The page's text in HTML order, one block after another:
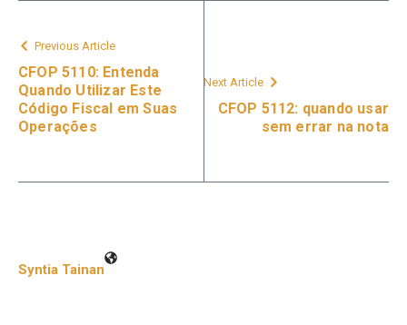
Previous Article
CFOP 5110: Entenda
Quando Utilizar Este
Código Fiscal em Suas
Operações
Next Article
CFOP 5112: quando usar
sem errar na nota
Syntia Tainan